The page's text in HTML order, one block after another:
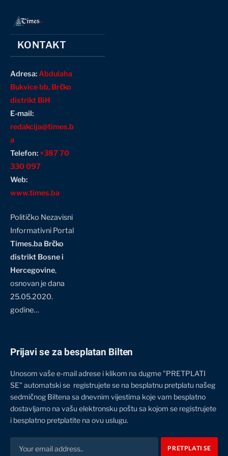
KONTAKT
Adresa:Abdulaha
Bukvice bb, Brčko
distrikt BiH
E-mail:
redakcija@times.b
a
Telefon:+387 70
330 097
Web:
www.times.ba
Političko Nezavisni
Informativni Portal
Times.ba Brčko
distrikt Bosne i
Hercegovine,
osnovan je dana
25.05.2020.
godine…
Prijavi se za besplatan Bilten
Unosom vaše e-mail adrese i klikom na dugme "PRETPLATI
SE" automatski se registrujete se na besplatnu pretplatu našeg
sedmičnog Biltena sa dnevnim vijestima koje vam besplatno
dostavljamo na vašu elektronsku poštu sa kojom se registrujete
i besplatno pretplatite na ovu uslugu.